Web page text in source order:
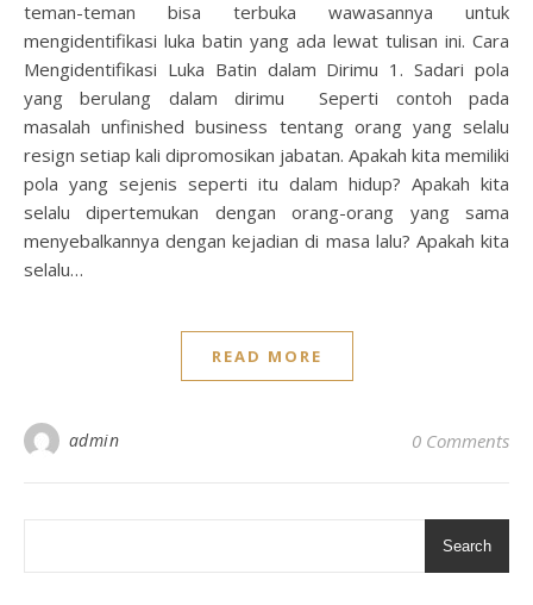
teman-teman bisa terbuka wawasannya untuk
mengidentifikasi luka batin yang ada lewat tulisan ini. Cara
Mengidentifikasi Luka Batin dalam Dirimu 1. Sadari pola
yang berulang dalam dirimu Seperti contoh pada
masalah unfinished business tentang orang yang selalu
resign setiap kali dipromosikan jabatan. Apakah kita memiliki
pola yang sejenis seperti itu dalam hidup? Apakah kita
selalu dipertemukan dengan orang-orang yang sama
menyebalkannya dengan kejadian di masa lalu? Apakah kita
selalu…
READ MORE
admin 0 Comments
Search